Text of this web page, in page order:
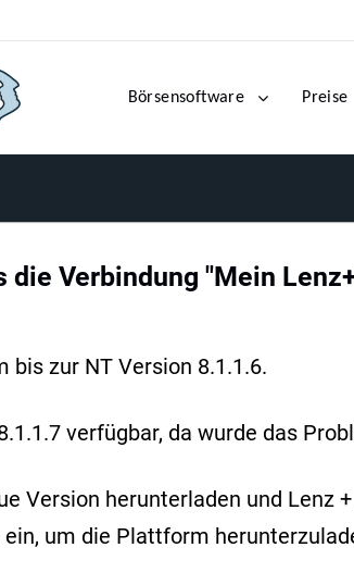
Börsensoftware Preise
die Verbindung "Mein
bis zur NT Version 8.1.1.6.
verfügbar, da wurde das
Version herunterladen und Lenz
ein, um die Plattform